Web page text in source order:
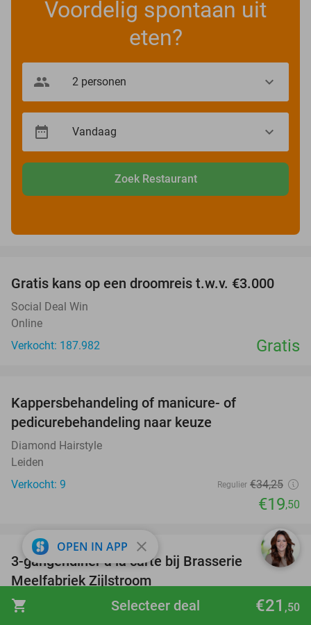
shopping_cart €21 ,50
Selecteer deal
Voordelig spontaan uit
eten?
Zoek Restaurant
Gratis kans op een droomreis t.w.v. €3.000
Social Deal Win
Online
Verkocht: 187.982
Gratis
Kappersbehandeling of manicure- of
pedicurebehandeling naar keuze
Diamond Hairstyle
Leiden
Verkocht: 9
Regulier €34,25
€19,50
29%
favorite_border
3-gangendiner à la carte bij Brasserie
Meelfabriek Zijlstroom
Brasserie Meelfabriek Zijlstroom 9.4 star
OPEN IN APP close